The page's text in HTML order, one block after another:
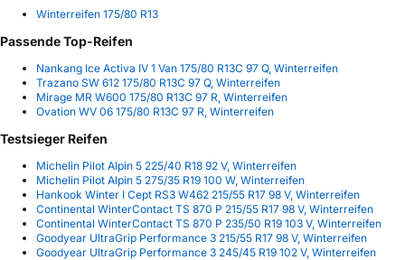
Winterreifen 175/80 R13
Passende Top-Reifen
Nankang Ice Activa IV 1 Van 175/80 R13C 97 Q, Winterreifen
Trazano SW 612 175/80 R13C 97 Q, Winterreifen
Mirage MR W600 175/80 R13C 97 R, Winterreifen
Ovation WV 06 175/80 R13C 97 R, Winterreifen
Testsieger Reifen
Michelin Pilot Alpin 5 225/40 R18 92 V, Winterreifen
Michelin Pilot Alpin 5 275/35 R19 100 W, Winterreifen
Hankook Winter I Cept RS3 W462 215/55 R17 98 V, Winterreifen
Continental WinterContact TS 870 P 215/55 R17 98 V, Winterreifen
Continental WinterContact TS 870 P 235/50 R19 103 V, Winterreifen
Goodyear UltraGrip Performance 3 215/55 R17 98 V, Winterreifen
Goodyear UltraGrip Performance 3 245/45 R19 102 V, Winterreifen